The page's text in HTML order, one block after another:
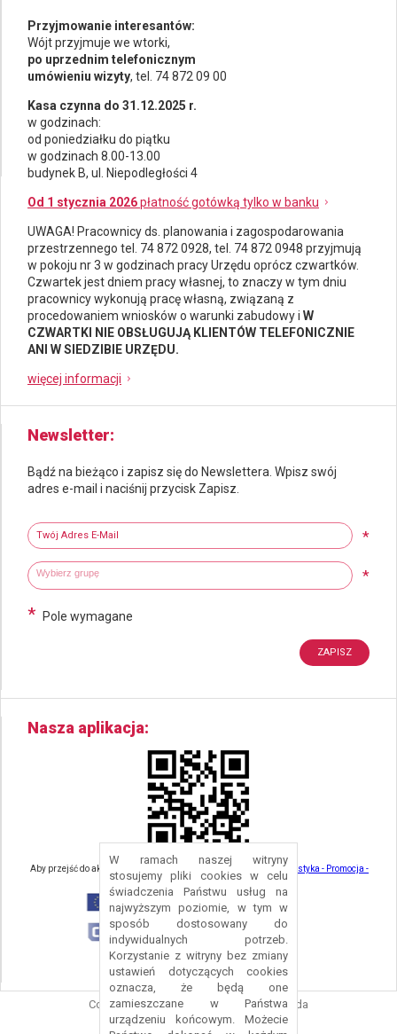
W ramach naszej witryny
stosujemy pliki cookies w celu
świadczenia Państwu usług na
najwyższym poziomie, w tym w
sposób dostosowany do
indywidualnych potrzeb.
Korzystanie z witryny bez zmiany
ustawień dotyczących cookies
oznacza, że będą one
zamieszczane w Państwa
urządzeniu końcowym. Możecie
Przyjmowanie interesantów:
Wójt przyjmuje we wtorki,
po uprzednim telefonicznym
umówieniu wizyty, tel. 74 872 09 00
Kasa czynna do 31.12.2025 r.
w godzinach:
od poniedziałku do piątku
w godzinach 8.00-13.00
budynek B, ul. Niepodległości 4
Od 1 stycznia 2026płatność gotówką tylko w banku
UWAGA! Pracownicy ds. planowania i zagospodarowania
przestrzennego tel. 74 872 0928, tel. 74 872 0948 przyjmują
w pokoju nr 3 w godzinach pracy Urzędu oprócz czwartków.
Czwartek jest dniem pracy własnej, to znaczy w tym dniu
pracownicy wykonują pracę własną, związaną z
procedowaniem wniosków o warunki zabudowy i W
CZWARTKI NIE OBSŁUGUJĄ KLIENTÓW TELEFONICZNIE
ANI W SIEDZIBIE URZĘDU.
więcej informacji
Newsletter
Bądź na bieżąco i zapisz się do Newslettera. Wpisz swój
adres e-mail i naciśnij przycisk Zapisz.
Twój adres e-mail
*
Wybierz grupy tematyczne *
Wpisz wyszukiwaną fraze
* Pole wymagane
Nasza aplikacja
Aby przejść do aktualności związanych z turystyką - kliknij tu:
Turystyka - Promocja -
Strefa Turysty - Gmina Nowa Ruda
Copyright © 2016 Urząd Gminy Nowa Ruda
Projekt i wykonanie:Logonet Sp. z o.o.